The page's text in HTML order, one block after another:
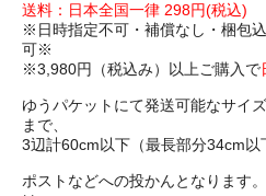
送料：日本全国一律 298円(税込)
※日時指定不可・補償なし・梱包
可※
※3,980円（税込み）以上ご購入で
ゆうパケットにて発送可能なサイ
まで、
3辺計60cm以下（最長部分34cm以
ポストなどへの投かんとなります